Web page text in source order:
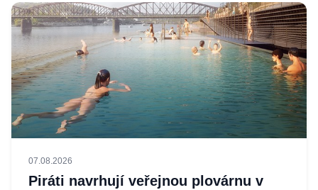
07.08.2026
Piráti navrhují veřejnou plovárnu v